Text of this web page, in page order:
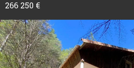
266 250 €